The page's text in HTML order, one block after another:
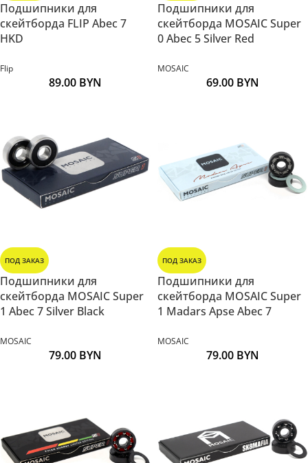
Подшипники для
скейтборда FLIP Abec 7
HKD
Flip
89.00 BYN
Подшипники для
скейтборда MOSAIC Super
0 Abec 5 Silver Red
MOSAIC
69.00 BYN
ПОД ЗАКАЗ
Подшипники для
скейтборда MOSAIC Super
1 Abec 7 Silver Black
MOSAIC
79.00 BYN
ПОД ЗАКАЗ
Подшипники для
скейтборда MOSAIC Super
1 Madars Apse Abec 7
MOSAIC
79.00 BYN